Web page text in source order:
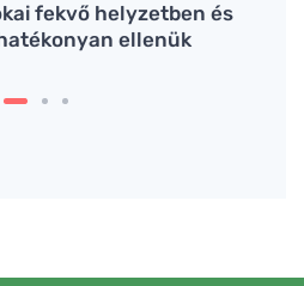
fekvő helyzetben és
ellenük